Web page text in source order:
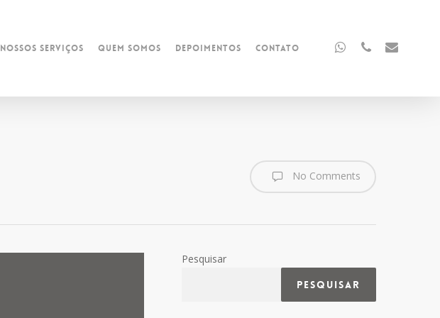
Nossos Serviços Quem Somos Depoimentos Contato whatsapp
phone email
No Comments
Pesquisar
Pesquisar